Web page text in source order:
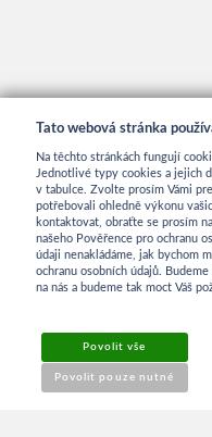
INFORMACE
Reklamace
Tato webová stránka
Na těchto stránkách fungují
Jednotlivé typy cookies a jejich
v tabulce. Zvolte prosím Vámi
potřebovali ohledně výkonu
kontaktovat, obraťte se prosím
našeho Pověřence pro ochranu
údaji nenakládáme, jak bychom
ochranu osobních údajů.
na nás a budeme tak moct Váš
Povolit vše
Povolit pouze nutné